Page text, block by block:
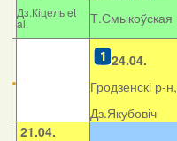
Дз.Кіцель et
al.
Т.Смыкоўская
24.04.
Гродзенскі р-н,
Дз.Якубовіч
21.04.